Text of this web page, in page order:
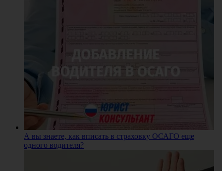
А вы знаете, как вписать в страховку ОСАГО еще
одного водителя?